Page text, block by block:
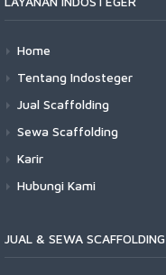
Home
Tentang Indosteger
Jual Scaffolding
Sewa Scaffolding
Karir
Hubungi Kami
JUAL & SEWA SCAFFOLDING